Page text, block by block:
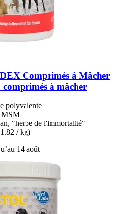
Comprimés à Mâcher
à mâcher
polyvalente
MSM
"herbe de l'immortalité"
/ kg)
14 août